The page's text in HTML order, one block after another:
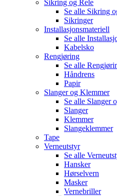
Sikring og Rele
Se alle Sikring
Sikringer
Installasjonsmateriell
Se alle
Kabelsko
Rengjøring
Se alle
Håndrens
Papir
Slanger og Klemmer
Se alle Slanger
Slanger
Klemmer
Slangeklemmer
Tape
Verneutstyr
Se alle
Hansker
Hørselvern
Masker
Vernebriller